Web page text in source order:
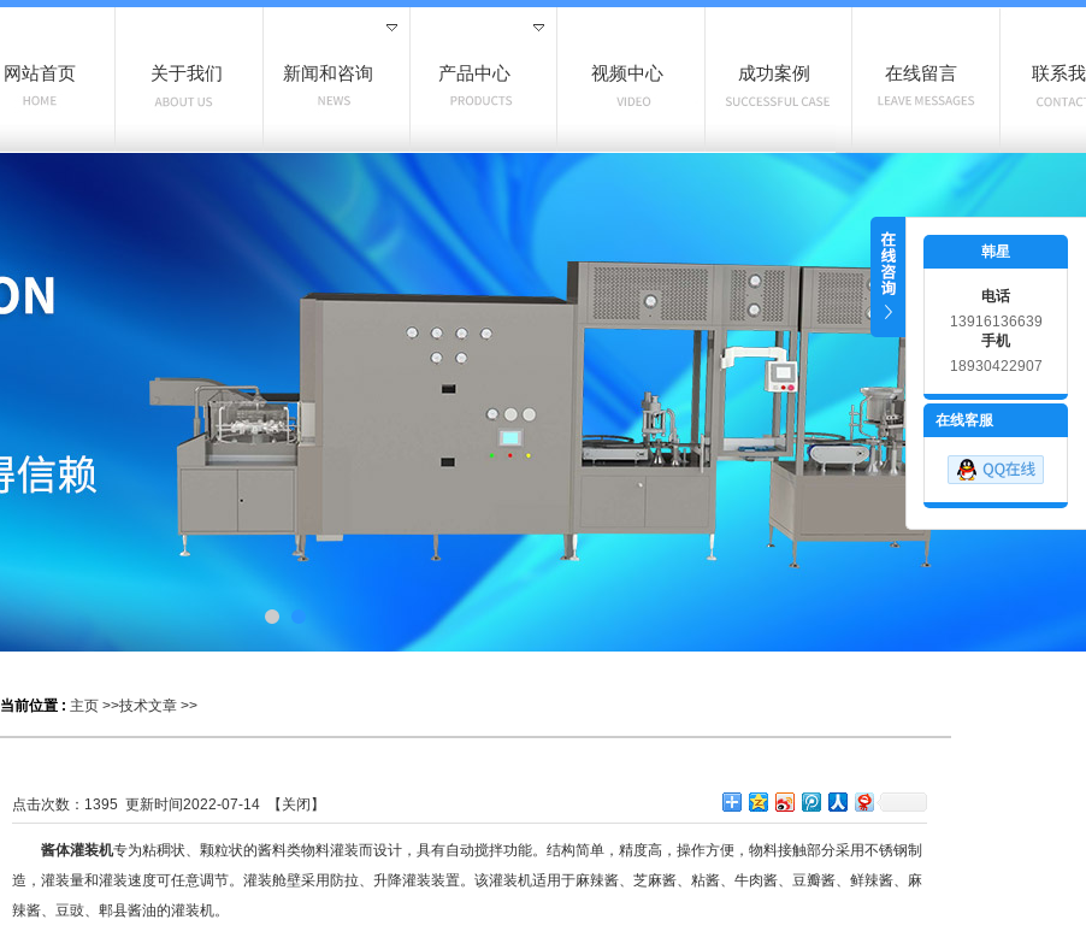
网站首页 关于我们 新闻和咨询 产品中心 视频中心 成功案例 在线留言 联系
当前位置 : 主页 >>技术文章 >>
点击次数： 1395 更新时间2022-07-14 【 关闭 】
酱体灌装机专为粘稠状、颗粒状的酱料类物料灌装而设计，具有自动搅拌功能。结构简单，精度高，操作方便，物料接触部分采用不锈钢制
造，灌装量和灌装速度可任意调节。灌装舱壁采用防拉、升降灌装装置。该灌装机​​适用于麻辣酱、芝麻酱、粘酱、牛肉酱、豆瓣酱、鲜辣酱、麻
辣酱、豆豉、郫县酱油的灌装机。
韩星
电话
13916136639
手机
18930422907
在线客服